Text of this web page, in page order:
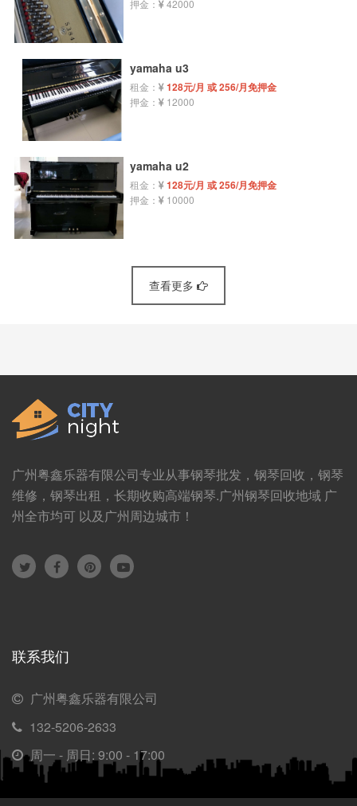
押金： 42000
yamaha u3
租金： 128元/月 或 256/月免押金
押金： 12000
yamaha u2
租金： 128元/月 或 256/月免押金
押金： 10000
查看更多
广州粤鑫乐器有限公司专业从事钢琴批发，钢琴回收，钢琴
维修，钢琴出租，长期收购高端钢琴.广州钢琴回收地域 广
州全市均可 以及广州周边城市！
联系我们
广州粤鑫乐器有限公司
132-5206-2633
周一 - 周日: 9:00 - 17:00